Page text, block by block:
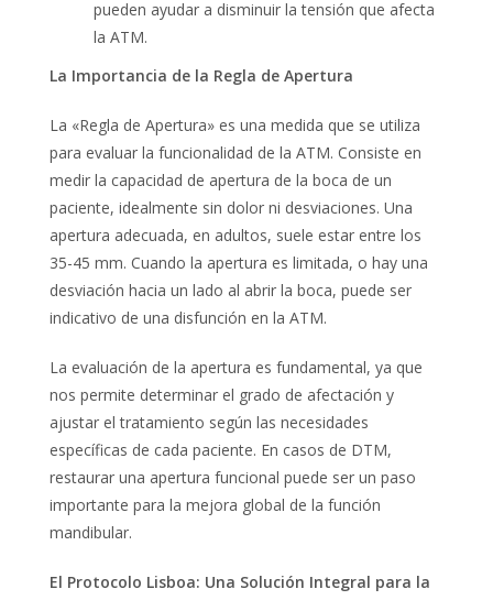
pueden ayudar a disminuir la tensión que afecta
la ATM.
La Importancia de la Regla de Apertura
La «Regla de Apertura» es una medida que se utiliza
para evaluar la funcionalidad de la ATM. Consiste en
medir la capacidad de apertura de la boca de un
paciente, idealmente sin dolor ni desviaciones. Una
apertura adecuada, en adultos, suele estar entre los
35-45 mm. Cuando la apertura es limitada, o hay una
desviación hacia un lado al abrir la boca, puede ser
indicativo de una disfunción en la ATM.
La evaluación de la apertura es fundamental, ya que
nos permite determinar el grado de afectación y
ajustar el tratamiento según las necesidades
específicas de cada paciente. En casos de DTM,
restaurar una apertura funcional puede ser un paso
importante para la mejora global de la función
mandibular.
El Protocolo Lisboa: Una Solución Integral para la